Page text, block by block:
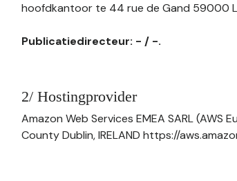
hoofdkantoor te 44 rue de Gand 59000
Publicatiedirecteur: - / -.
2/ Hostingprovider
Amazon Web Services EMEA SARL
County Dublin, IRELAND https://